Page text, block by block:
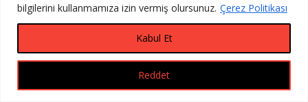
bilgilerini kullanmamıza izin vermiş olursunuz. Çerez Politikası
Reddet
Kabul Et
Privado Ne Demek? (Karayolları Geçiş İhlali Mesajı)
16 Haziran 2026 0